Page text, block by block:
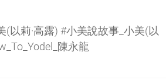
以莉·高露) #小美說故事_小美(以
陳永龍